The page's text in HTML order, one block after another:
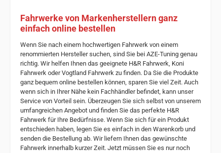
Fahrwerke von Markenherstellern ganz
einfach online bestellen
Wenn Sie nach einem hochwertigen Fahrwerk von einem
renommierten Hersteller suchen, sind Sie bei AZE-Tuning genau
richtig. Wir helfen Ihnen das geeignete H&R Fahrwerk, Koni
Fahrwerk oder Vogtland Fahrwerk zu finden. Da Sie die Produkte
ganz bequem online bestellen können, sparen Sie viel Zeit. Auch
wenn sich in Ihrer Nähe kein Fachhändler befindet, kann unser
Service von Vorteil sein. Überzeugen Sie sich selbst von unserem
umfangreichen Angebot und finden Sie das perfekte H&R
Fahrwerk für Ihre Bedürfnisse. Wenn Sie sich für ein Produkt
entschieden haben, legen Sie es einfach in den Warenkorb und
senden die Bestellung ab. Wir liefern Ihnen das gewünschte
Fahrwerk innerhalb kurzer Zeit. Jetzt müssen Sie es nur noch